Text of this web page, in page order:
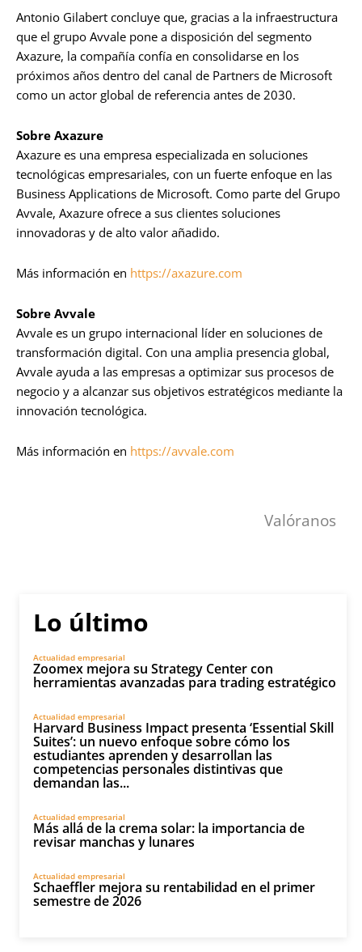
Antonio Gilabert concluye que, gracias a la infraestructura
que el grupo Avvale pone a disposición del segmento
Axazure, la compañía confía en consolidarse en los
próximos años dentro del canal de Partners de Microsoft
como un actor global de referencia antes de 2030.
Sobre Axazure
Axazure es una empresa especializada en soluciones
tecnológicas empresariales, con un fuerte enfoque en las
Business Applications de Microsoft. Como parte del Grupo
Avvale, Axazure ofrece a sus clientes soluciones
innovadoras y de alto valor añadido.
Más información en https://axazure.com
Sobre Avvale
Avvale es un grupo internacional líder en soluciones de
transformación digital. Con una amplia presencia global,
Avvale ayuda a las empresas a optimizar sus procesos de
negocio y a alcanzar sus objetivos estratégicos mediante la
innovación tecnológica.
Más información en https://avvale.com
Valóranos
Lo último
Actualidad empresarial
Zoomex mejora su Strategy Center con
herramientas avanzadas para trading estratégico
Actualidad empresarial
Harvard Business Impact presenta ‘Essential Skill
Suites’: un nuevo enfoque sobre cómo los
estudiantes aprenden y desarrollan las
competencias personales distintivas que
demandan las...
Actualidad empresarial
Más allá de la crema solar: la importancia de
revisar manchas y lunares
Actualidad empresarial
Schaeffler mejora su rentabilidad en el primer
semestre de 2026